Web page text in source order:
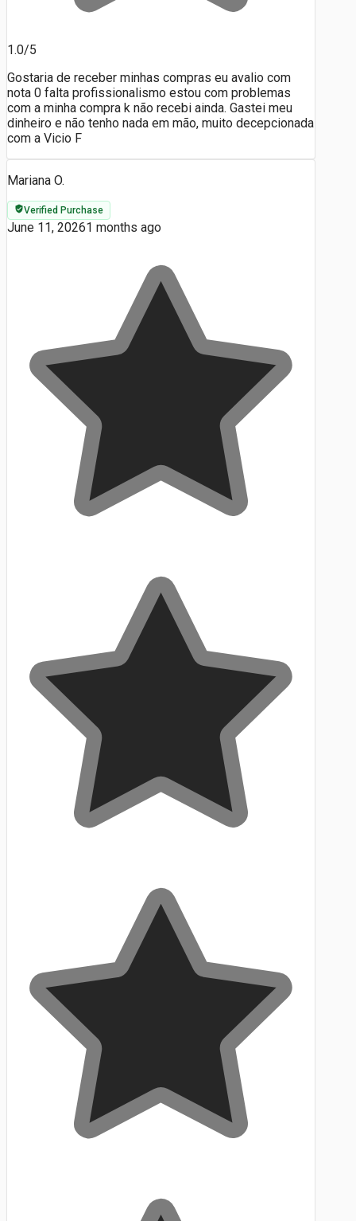
1.0/5
Gostaria de receber minhas compras eu avalio com
nota 0 falta profissionalismo estou com problemas
com a minha compra k não recebi ainda. Gastei meu
dinheiro e não tenho nada em mão, muito decepcionada
com a Vicio F
Mariana O.
Verified Purchase
June 11, 20261 months ago